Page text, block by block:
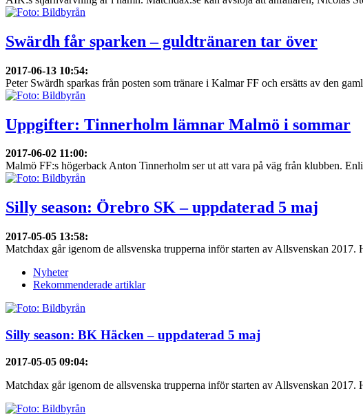
Swärdh får sparken – guldtränaren tar över
2017-06-13 10:54:
Peter Swärdh sparkas från posten som tränare i Kalmar FF och ersätts av den
Uppgifter: Tinnerholm lämnar Malmö i sommar
2017-06-02 11:00:
Malmö FF:s högerback Anton Tinnerholm ser ut att vara på väg från klubben.
Silly season: Örebro SK – uppdaterad 5 maj
2017-05-05 13:58:
Matchdax går igenom de allsvenska trupperna inför starten av Allsvenskan 2017.
Nyheter
Rekommenderade artiklar
Silly season: BK Häcken – uppdaterad 5 maj
2017-05-05 09:04:
Matchdax går igenom de allsvenska trupperna inför starten av Allsvenskan